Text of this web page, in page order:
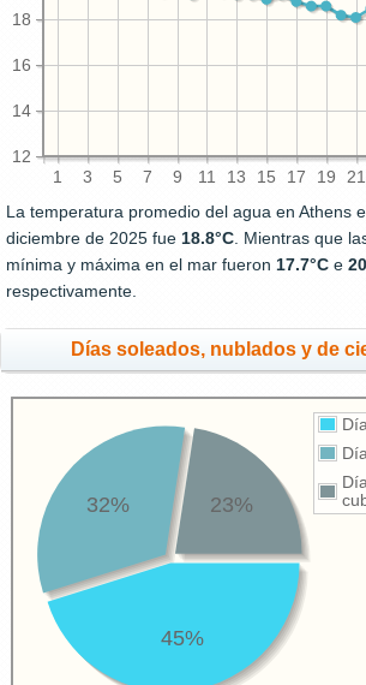
1 3 5 7 9 11 13 15 17 19 21
12
14
16
18
La temperatura promedio del agua en Athens
diciembre de 2025 fue 18.8°C. Mientras que
mínima y máxima en el mar fueron 17.7°C e
respectivamente.
Días soleados, nublados y de
45%
32% 23%